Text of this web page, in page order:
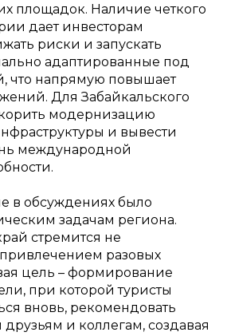
площадок. Наличие четкого
дает инвесторам
риски и запускать
адаптированные под
что напрямую повышает
Для Забайкальского
модернизацию
и вывести
международной
в обсуждениях было
задачам региона.
стремится не
разовых
цель – формирование
при которой туристы
вновь, рекомендовать
и коллегам, создавая